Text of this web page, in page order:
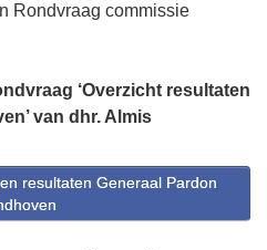
Rondvraag commissie
‘Overzicht resultaten
van dhr. Almis
resultaten Generaal Pardon